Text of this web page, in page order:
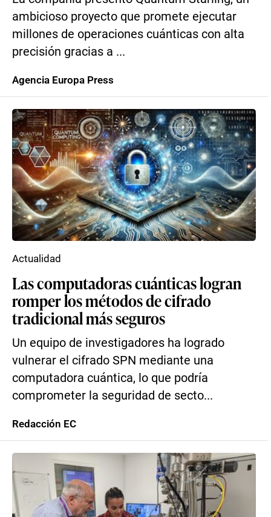
ambicioso proyecto que promete ejecutar
millones de operaciones cuánticas con alta
precisión gracias a ...
Agencia Europa Press
Las computadoras cuánticas logran
romper los métodos de cifrado
tradicional más seguros
Un equipo de investigadores ha logrado
vulnerar el cifrado SPN mediante una
computadora cuántica, lo que podría
comprometer la seguridad de secto...
Actualidad
Redacción EC